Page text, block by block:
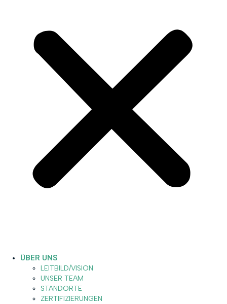
ÜBER UNS
LEITBILD/VISION
UNSER TEAM
STANDORTE
ZERTIFIZIERUNGEN